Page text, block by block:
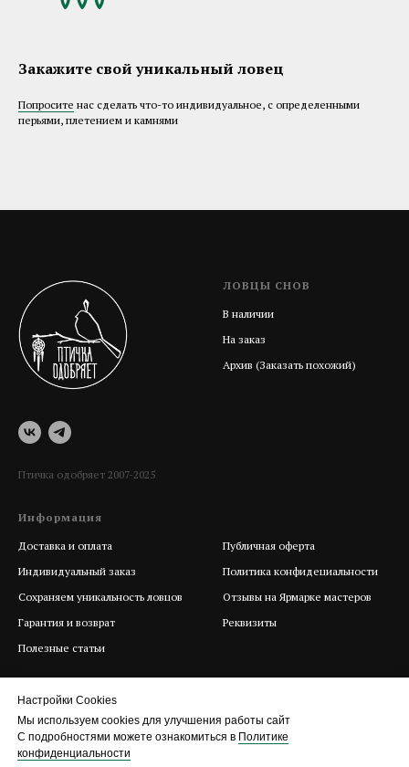
Закажите свой уникальный ловец
Попросите нас сделать что-то индивидуальное, с определенными
перьями, плетением и камнями
Настройки Cookies
Мы используем cookies для улучшения работы сайт
С подробностями можете ознакомиться в Политике
конфиденциальности
Птичка одобряет 2007-2025
ЛОВЦЫ СНОВ
В наличии
На заказ
Архив (Заказать похожий)
Информация
Доставка и оплата
Индивидуальный заказ
Сохраняем уникальность ловцов
Гарантия и возврат
Полезные статьи
Публичная оферта
Политика конфидециальности
Отзывы на Ярмарке мастеров
Реквизиты